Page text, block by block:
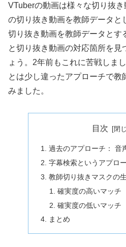
VTuberの動画は様々な切り抜
の切り抜き動画を教師データと
切り抜き動画を教師データとす
と切り抜き動画の対応箇所を見
ょう。2年前もこれに苦戦しま
とは少し違ったアプローチで
みました。
目次
過去のアプローチ： 音
字幕検索というアプロ
教師切り抜きマスクの
確実度の高いマッチ
確実度の低いマッチ
まとめ